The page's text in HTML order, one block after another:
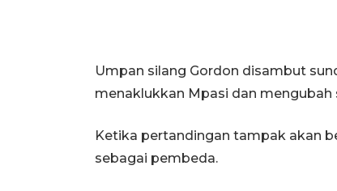
Umpan silang Gordon disambut
menaklukkan Mpasi dan mengubah
Ketika pertandingan tampak akan
sebagai pembeda.